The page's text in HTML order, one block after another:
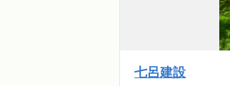
七呂建設